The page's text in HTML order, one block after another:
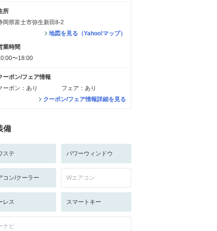
所
岡県富士市弥生新田8-2
地図を見る（Yahoo!マップ）
業時間
〜18:00
ーポン/フェア情報
ーポン：あり
フェア：あり
クーポン/フェア情報詳細を見る
備
ステ パワーウィンドウ
コン/クーラー Wエアコン
レス スマートキー
ナビ